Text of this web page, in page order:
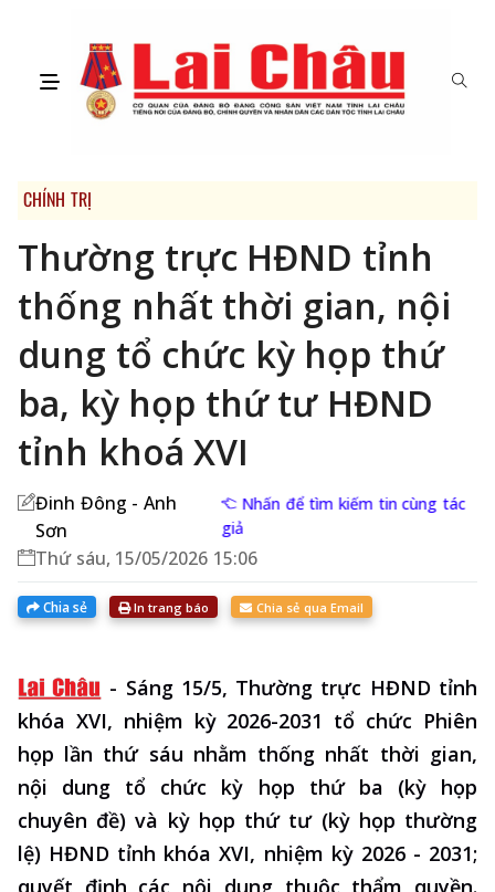
CHÍNH TRỊ
Thường trực HĐND tỉnh
thống nhất thời gian, nội
dung tổ chức kỳ họp thứ
ba, kỳ họp thứ tư HĐND
tỉnh khoá XVI
Đinh Đông - Anh
Sơn
Nhấn để tìm kiếm tin cùng tác
giả
Thứ sáu, 15/05/2026 15:06
Chia sẻ In trang báo Chia sẻ qua Email
- Sáng 15/5, Thường trực HĐND tỉnh
khóa XVI, nhiệm kỳ 2026-2031 tổ chức Phiên
họp lần thứ sáu nhằm thống nhất thời gian,
nội dung tổ chức kỳ họp thứ ba (kỳ họp
chuyên đề) và kỳ họp thứ tư (kỳ họp thường
lệ) HĐND tỉnh khóa XVI, nhiệm kỳ 2026 - 2031;
quyết định các nội dung thuộc thẩm quyền.